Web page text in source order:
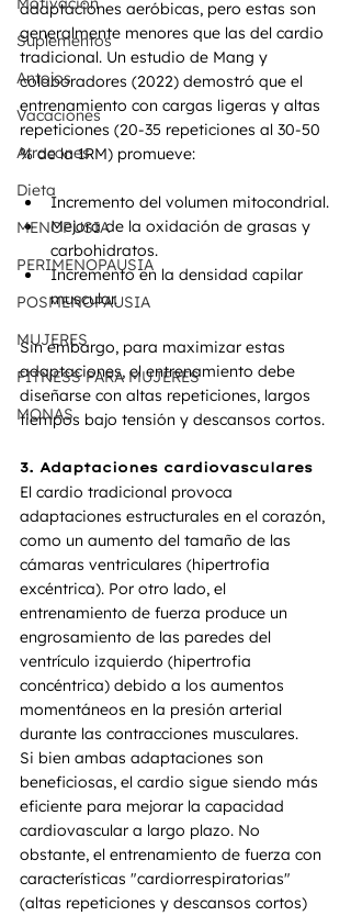
Suplementos
Antojos
Vacaciones
Atracones
Dieta
MENOPUSIA
PERIMENOPAUSIA
POSMENOPAUSIA
MUJERES
FITNESS PARA MUJERES
MONAS
adaptaciones aeróbicas, pero estas son
generalmente menores que las del cardio
tradicional. Un estudio de Mang y
colaboradores (2022) demostró que el
entrenamiento con cargas ligeras y altas
repeticiones (20-35 repeticiones al 30-50
% de la 1RM) promueve:
Incremento del volumen mitocondrial.
Mejora de la oxidación de grasas y
carbohidratos.
Incremento en la densidad capilar
muscular.
Sin embargo, para maximizar estas
adaptaciones, el entrenamiento debe
diseñarse con altas repeticiones, largos
tiempos bajo tensión y descansos cortos.
3. Adaptaciones cardiovasculares
El cardio tradicional provoca
adaptaciones estructurales en el corazón,
como un aumento del tamaño de las
cámaras ventriculares (hipertrofia
excéntrica). Por otro lado, el
entrenamiento de fuerza produce un
engrosamiento de las paredes del
ventrículo izquierdo (hipertrofia
concéntrica) debido a los aumentos
momentáneos en la presión arterial
durante las contracciones musculares.
Si bien ambas adaptaciones son
beneficiosas, el cardio sigue siendo más
eficiente para mejorar la capacidad
cardiovascular a largo plazo. No
obstante, el entrenamiento de fuerza con
características "cardiorrespiratorias"
(altas repeticiones y descansos cortos)